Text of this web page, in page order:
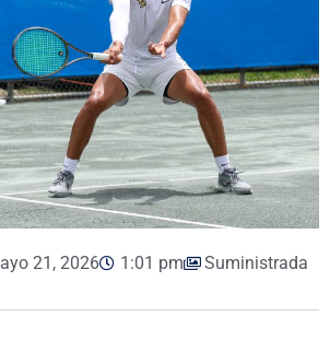
21, 2026 1:01 pm Suministrada